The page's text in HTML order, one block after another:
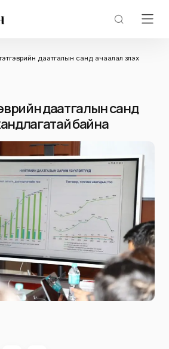
даатгалын санд ачаалал үзүүлэх
даатгалын санд
хандлагатай байна